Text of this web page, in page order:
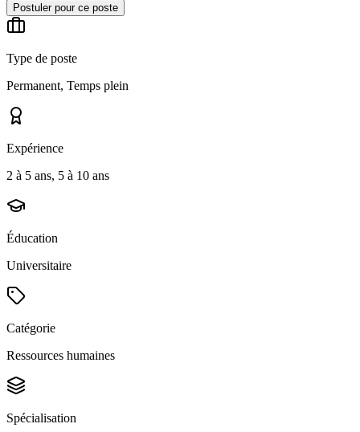
Postuler pour ce poste
Type de poste
Permanent, Temps plein
Expérience
2 à 5 ans, 5 à 10 ans
Éducation
Universitaire
Catégorie
Ressources humaines
Spécialisation